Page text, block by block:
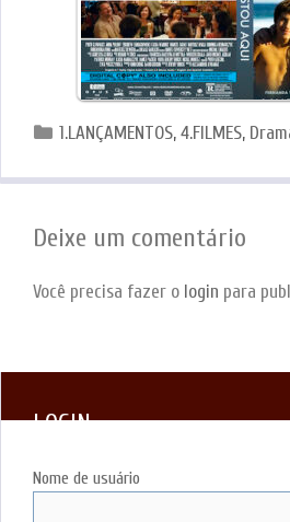
Categorias
1.LANÇAMENTOS,4.FILMES,
Deixe um comentário
Você precisa fazer o login para
LOGIN
Nome de usuário